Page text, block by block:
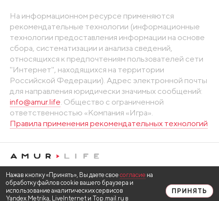
На информационном ресурсе применяются
рекомендательные технологии (информационные
технологии предоставления информации на основе
сбора, систематизации и анализа сведений,
относящихся к предпочтениям пользователей сети
"Интернет", находящихся на территории
Российской Федерации). Адрес электронной почты
для направления юридически значимых сообщений:
info@amur.life. Общество с ограниченной
ответственностью «Компания «Игра».
Правила применения рекомендательных технологий
Нажав кнопку «Принять», Вы даете свое согласие на
обработку файлов cookie вашего браузера и
использование аналитических сервисов
Yandex.Metrika, LiveInternet и Top.mail.ru в
ПРИНЯТЬ